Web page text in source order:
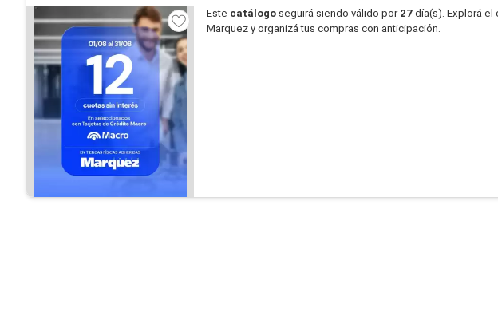
Este catálogo seguirá siendo válido por 27 día(s). Explorá el
Marquez y organizá tus compras con anticipación.